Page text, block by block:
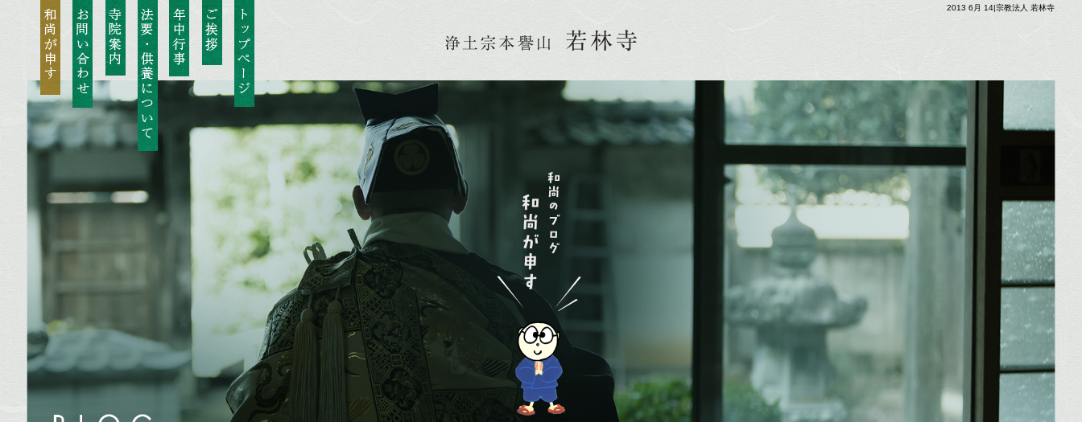
2013 6月 14|宗教法人 若林寺